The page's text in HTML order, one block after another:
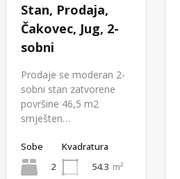
Stan, Prodaja,
Čakovec, Jug, 2-
sobni
Prodaje se moderan 2-
sobni stan zatvorene
površine 46,5 m2
smješten…
Sobe
2
Kvadratura
54.3 m²